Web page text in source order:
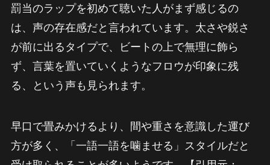
罰当のラップを初めて聴いた人がまず感じるの
は、声の存在感だと言われています。太さや鋭さ
が前に出るタイプで、ビートの上で無理に飾ら
ず、言葉を置いていくようなフロウが印象に残
る、という声も見られます。
早口で畳みかけるより、間や重さを意識した運び
方が多く、「一語一語を噛ませる」スタイルだと